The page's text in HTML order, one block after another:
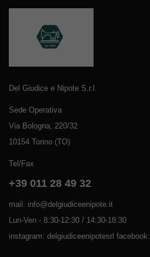
Del Giudice e Nipote S.r.l.
Sede Operativa
Via Bologna, 220/32
10154 Torino (TO)
Tel/Fax
+39 011 28 49 32
mail: info@delgiudiceenipote.it
Lun-Ven - 8:30-12:30 / 14:30-18:30
instagram: delgiudiceenipotesrl